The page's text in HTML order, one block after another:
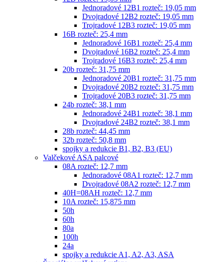
Jednoradové 12B1 rozteč: 19,05 mm
Dvojradové 12B2 rozteč: 19,05 mm
Trojradové 12B3 rozteč: 19,05 mm
16B rozteč: 25,4 mm
Jednoradové 16B1 rozteč: 25,4 mm
Dvojradové 16B2 rozteč: 25,4 mm
Trojradové 16B3 rozteč: 25,4 mm
20b rozteč: 31,75 mm
Jednoradové 20B1 rozteč: 31,75 mm
Dvojradové 20B2 rozteč: 31,75 mm
Trojradové 20B3 rozteč: 31,75 mm
24b rozteč: 38,1 mm
Jednoradové 24B1 rozteč: 38,1 mm
Dvojradové 24B2 rozteč: 38,1 mm
28b rozteč: 44,45 mm
32b rozteč: 50,8 mm
spojky a redukcie B1, B2, B3 (EU)
Valčekové ASA palcové
08A rozteč: 12,7 mm
Jednoradové 08A1 rozteč: 12,7 mm
Dvojradové 08A2 rozteč: 12,7 mm
40H=08AH rozteč: 12,7 mm
10A rozteč: 15,875 mm
50h
60h
80a
100h
24a
spojky a redukcie A1, A2, A3, ASA